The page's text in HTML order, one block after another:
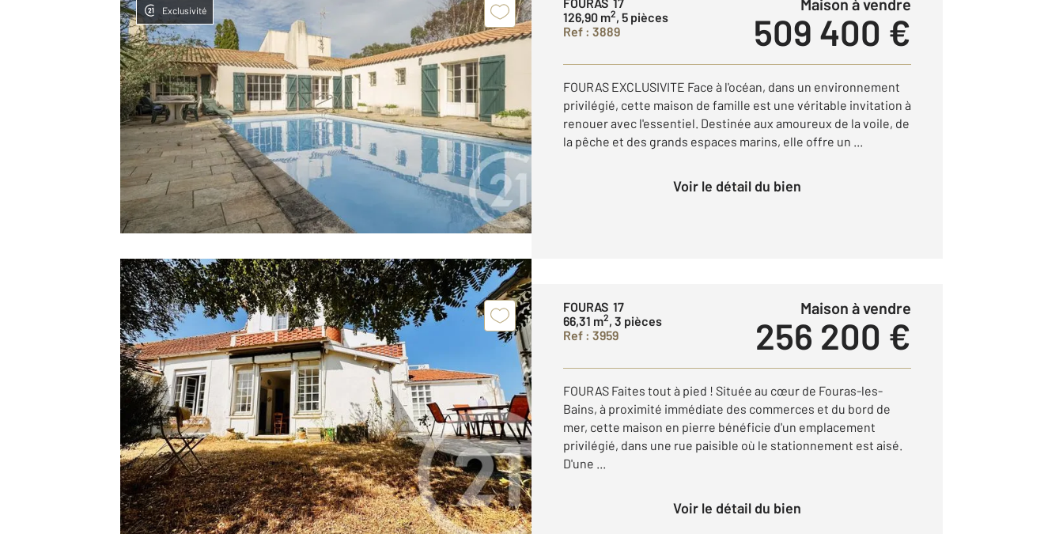
Exclusivité
126,90 m2, 5 pièces
Ref : 3889
Maison à vendre
509 400 €
FOURAS EXCLUSIVITE Face à l'océan, dans un environnement
privilégié, cette maison de famille est une véritable invitation à
renouer avec l'essentiel. Destinée aux amoureux de la voile, de
la pêche et des grands espaces marins, elle offre un ...
Voir le détail du bien
FOURAS 17
66,31 m2, 3 pièces
Ref : 3959
Maison à vendre
256 200 €
FOURAS Faites tout à pied ! Située au cœur de Fouras-les-
Bains, à proximité immédiate des commerces et du bord de
mer, cette maison en pierre bénéficie d'un emplacement
privilégié, dans une rue paisible où le stationnement est aisé.
D'une ...
Voir le détail du bien